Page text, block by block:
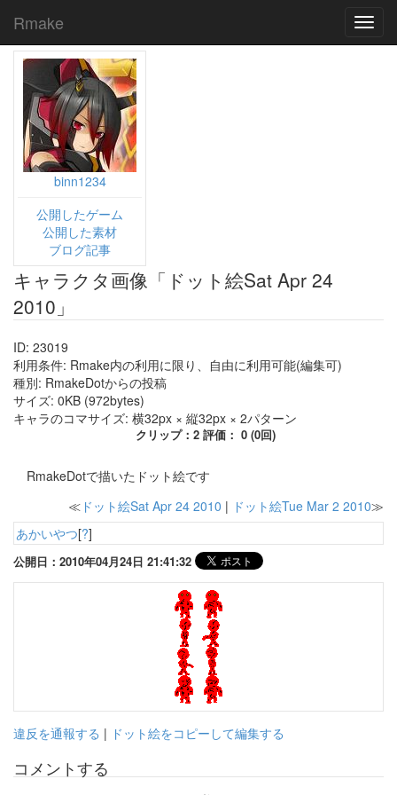
Rmake
binn1234
公開したゲーム
公開した素材
ブログ記事
キャラクタ画像「ドット絵Sat Apr 24
2010」
ID: 23019
利用条件: Rmake内の利用に限り、自由に利用可能(編集可)
種別: RmakeDotからの投稿
サイズ: 0KB (972bytes)
キャラのコマサイズ: 横32px × 縦32px × 2パターン
クリップ：2 評価： 0 (0回)
RmakeDotで描いたドット絵です
≪ ドット絵Sat Apr 24 2010 | ドット絵Tue Mar 2 2010≫
あかいやつ[?]
公開日：2010年04月24日 21:41:32
違反を通報する | ドット絵をコピーして編集する
コメントする